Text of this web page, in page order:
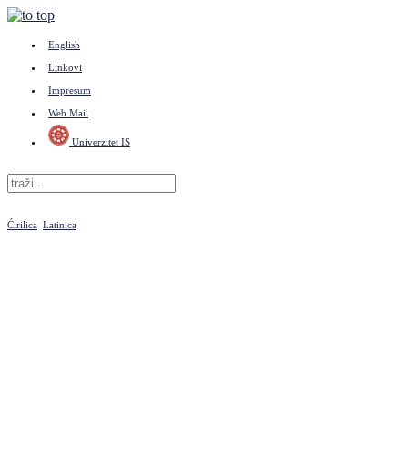
English
Linkovi
Impresum
Web Mail
Univerzitet IS
Ćirilica Latinica